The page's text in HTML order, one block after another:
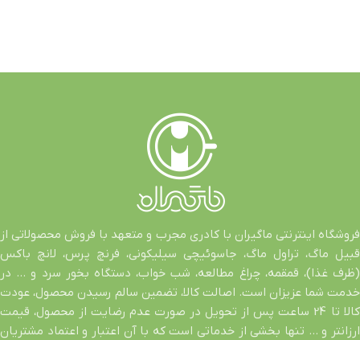
فروشگاه اینترنتی ماگیران با کادری مجرب و متعهد با فروش محصولاتی از
قبیل ماگ، تراول ماگ، جاسوئیچی سیلیکونی، فرنچ پرس، لانچ باکس
(ظرف غذا)، قمقمه، چراغ مطالعه، شب خواب، دستگاه بخور سرد و … در
خدمت شما عزیزان است. اصالت کالا، تضمین سالم رسیدن محصول، عودت
کالا تا 24 ساعت پس از تحویل در صورت عدم رضایت از محصول، قیمت
ارزانتر و … تنها بخشی از خدماتی است که با آن اعتبار و اعتماد مشتریان